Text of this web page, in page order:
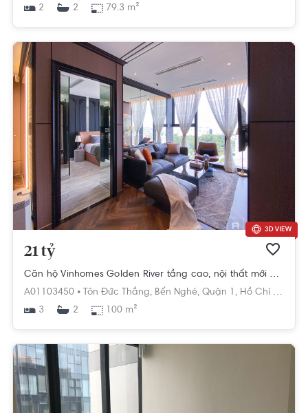
2 2 79.3 m²
21 tỷ
Căn hộ Vinhomes Golden River tầng cao, nội thất mới nhập khẩu Châu Âu
A01103450 • Tôn Đức Thắng, Bến Nghé, Quận 1, Hồ Chí Minh
3
2 100 m²